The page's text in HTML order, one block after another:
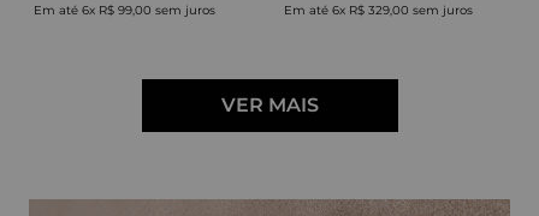
Em até 6x R$ 99,00 sem juros Em até 6x R$ 329,00 sem juros